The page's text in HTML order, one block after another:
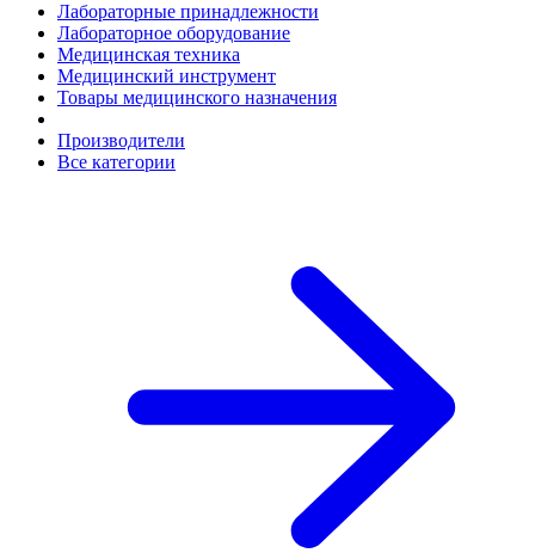
Лабораторные принадлежности
Лабораторное оборудование
Медицинская техника
Медицинский инструмент
Товары медицинского назначения
Производители
Все категории